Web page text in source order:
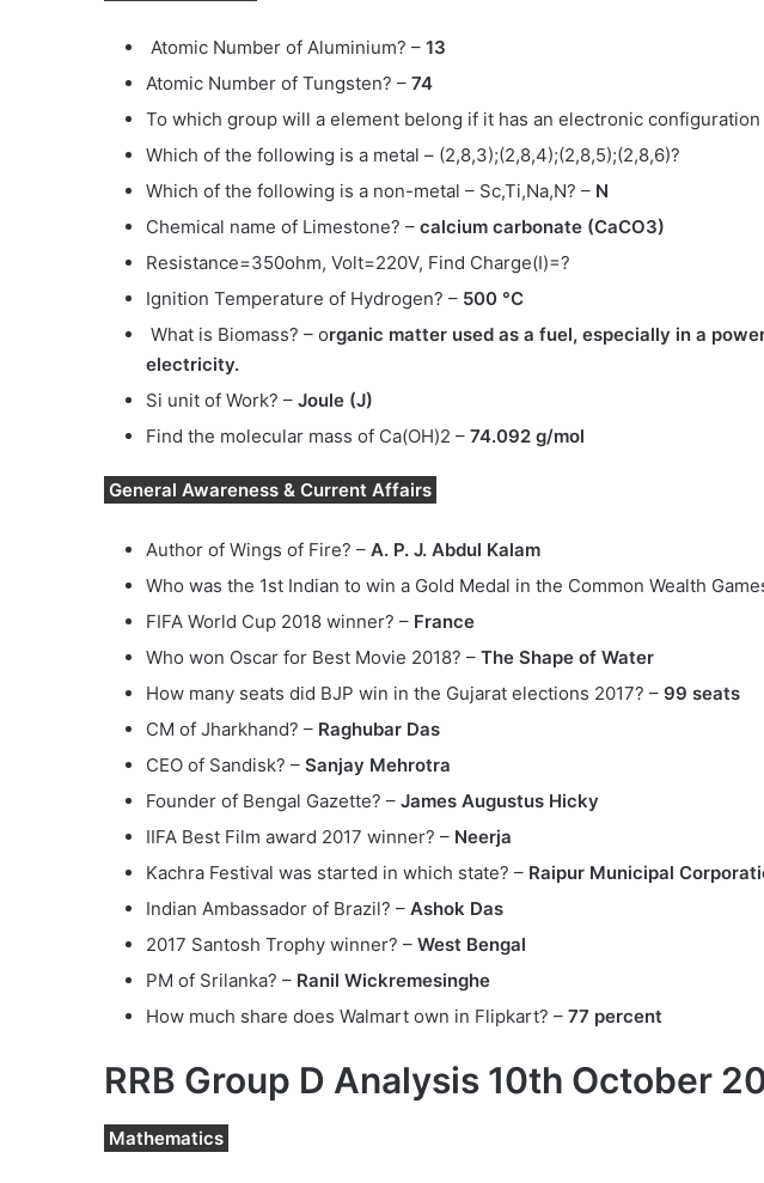
Atomic Number of Aluminium? – 13
Atomic Number of Tungsten? – 74
To which group will a element belong if it has an electronic configuration
Which of the following is a metal – (2,8,3);(2,8,4);(2,8,5);(2,8,6)?
Which of the following is a non-metal – Sc,Ti,Na,N? – N
Chemical name of Limestone? – calcium carbonate (CaCO3)
Resistance=350ohm, Volt=220V, Find Charge(I)=?
Ignition Temperature of Hydrogen? – 500 °C
What is Biomass? – organic matter used as a fuel, especially in a
electricity.
Si unit of Work? – Joule (J)
Find the molecular mass of Ca(OH)2 – 74.092 g/mol
General Awareness & Current Affairs
Author of Wings of Fire? – A. P. J. Abdul Kalam
Who was the 1st Indian to win a Gold Medal in the Common Wealth
FIFA World Cup 2018 winner? – France
Who won Oscar for Best Movie 2018? – The Shape of Water
How many seats did BJP win in the Gujarat elections 2017? – 99 seats
CM of Jharkhand? – Raghubar Das
CEO of Sandisk? – Sanjay Mehrotra
Founder of Bengal Gazette? – James Augustus Hicky
IIFA Best Film award 2017 winner? – Neerja
Kachra Festival was started in which state? – Raipur Municipal
Indian Ambassador of Brazil? – Ashok Das
2017 Santosh Trophy winner? – West Bengal
PM of Srilanka? – Ranil Wickremesinghe
How much share does Walmart own in Flipkart? – 77 percent
RRB Group D Analysis 10th October
Mathematics